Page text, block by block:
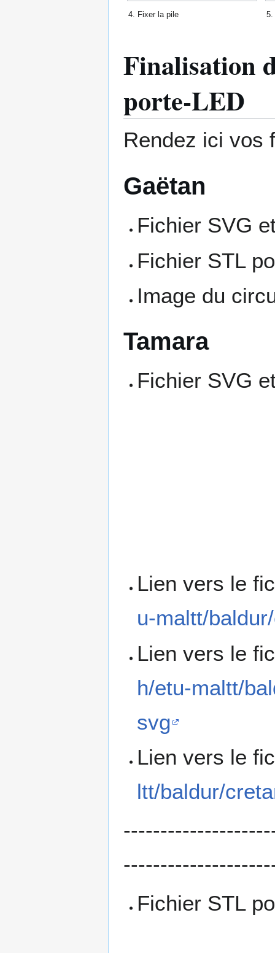
4. Fixer la pile 5.
Finalisation
porte-LED
Rendez ici vos
Gaëtan
Fichier SVG
Fichier STL
Image du
Tamara
Fichier SVG
Lien vers le
u-maltt/
Lien vers le
h/etu-maltt/
svg
Lien vers le
ltt/baldur/
Fichier STL